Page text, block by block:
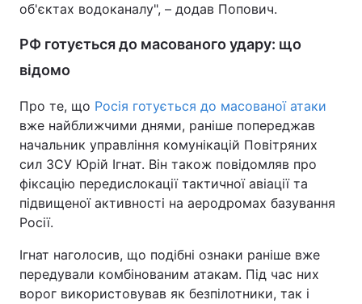
об'єктах водоканалу", – додав Попович.
РФ готується до масованого удару: що
відомо
Про те, що Росія готується до масованої атаки
вже найближчими днями, раніше попереджав
начальник управління комунікацій Повітряних
сил ЗСУ Юрій Ігнат. Він також повідомляв про
фіксацію передислокації тактичної авіації та
підвищеної активності на аеродромах базування
Росії.
Ігнат наголосив, що подібні ознаки раніше вже
передували комбінованим атакам. Під час них
ворог використовував як безпілотники, так і